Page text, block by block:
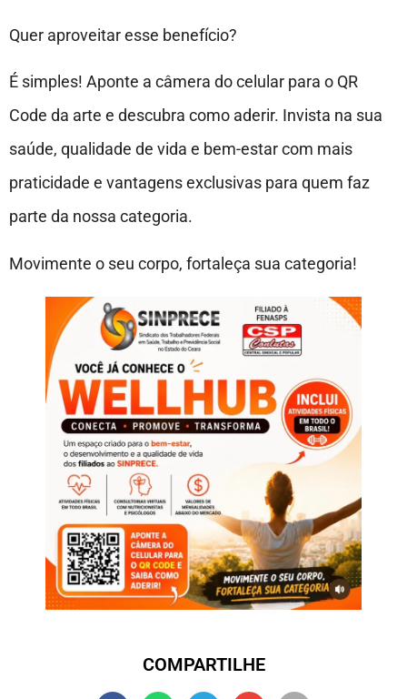
Quer aproveitar esse benefício?
É simples! Aponte a câmera do celular para o QR
Code da arte e descubra como aderir. Invista na sua
saúde, qualidade de vida e bem-estar com mais
praticidade e vantagens exclusivas para quem faz
parte da nossa categoria.
Movimente o seu corpo, fortaleça sua categoria!
COMPARTILHE